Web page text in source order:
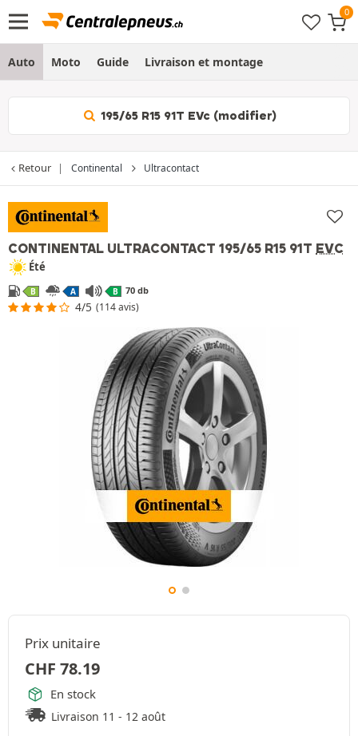
Auto Moto Guide Livraison et montage
195/65 R15 91T EVc (modifier)
Retour Continental Ultracontact
CONTINENTAL ULTRACONTACT 195/65 R15 91T EVC
Été
B A B 70 db
4/5 (114 avis)
Prix unitaire
CHF 78.19
En stock
Livraison 11 - 12 août